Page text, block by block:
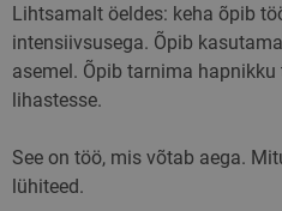
Lihtsamalt öeldes: keha õpib
intensiivsusega. Õpib
asemel. Õpib tarnima
lihastesse.
See on töö, mis võtab aega.
lühiteed.